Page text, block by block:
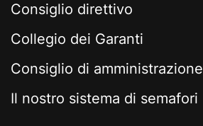
Consiglio direttivo
Collegio dei Garanti
Consiglio di amministrazione
Il nostro sistema di semafori